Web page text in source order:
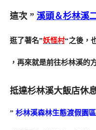
這次 ” 溪頭＆杉林溪
逛了著名”妖怪村“之後，
，再來就是前往杉林溪的
抵達杉林溪大飯店休
” 杉林溪森林生態渡假園區